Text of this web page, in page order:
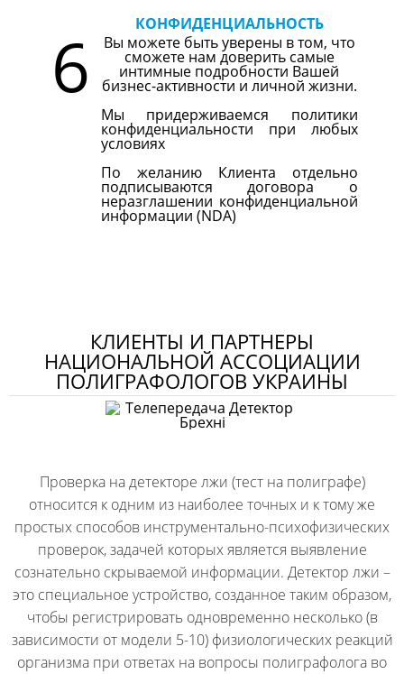
6
КОНФИДЕНЦИАЛЬНОСТЬ
Вы можете быть уверены в том, что
сможете нам доверить самые
интимные подробности Вашей
бизнес-активности и личной жизни.
Мы придерживаемся политики
конфиденциальности при любых
условиях
По желанию Клиента отдельно
подписываются договора о
неразглашении конфиденциальной
информации (NDA)
КЛИЕНТЫ И ПАРТНЕРЫ
НАЦИОНАЛЬНОЙ АССОЦИАЦИИ
ПОЛИГРАФОЛОГОВ УКРАИНЫ
Проверка на детекторе лжи (тест на полиграфе)
относится к одним из наиболее точных и к тому же
простых способов инструментально-психофизических
проверок, задачей которых является выявление
сознательно скрываемой информации. Детектор лжи –
это специальное устройство, созданное таким образом,
чтобы регистрировать одновременно несколько (в
зависимости от модели 5-10) физиологических реакций
организма при ответах на вопросы полиграфолога во